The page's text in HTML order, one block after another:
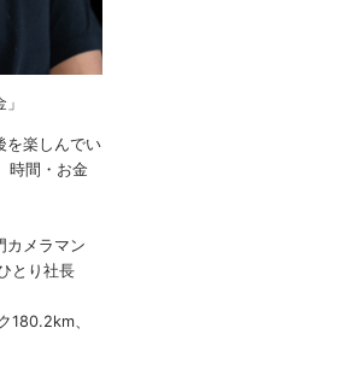
を楽しんでい
時間・お金
カメラマン
とり社長
180.2km、